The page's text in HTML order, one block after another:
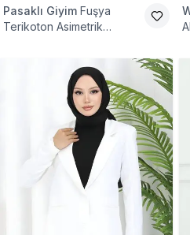
Pasaklı Giyim Fuşya
Terikoton Asimetrik